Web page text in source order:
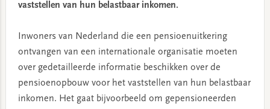
vaststellen van hun belastbaar inkomen.
Inwoners van Nederland die een pensioenuitkering
ontvangen van een internationale organisatie moeten
over gedetailleerde informatie beschikken over de
pensioenopbouw voor het vaststellen van hun belastbaar
inkomen. Het gaat bijvoorbeeld om gepensioneerden